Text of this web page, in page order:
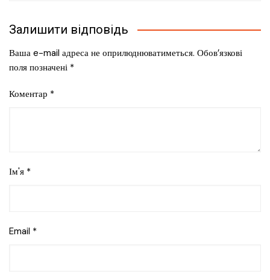
Залишити відповідь
Ваша e-mail адреса не оприлюднюватиметься. Обов’язкові
поля позначені *
Коментар *
Ім'я *
Email *